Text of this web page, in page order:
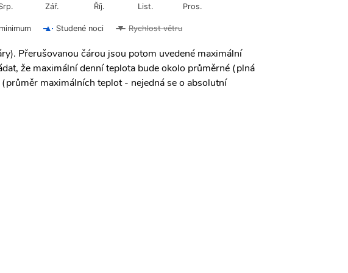
Studené noci Rychlost větru
Zář. Říj. List. Pros.
Přerušovanou čárou jsou potom uvedené maximální
že maximální denní teplota bude okolo průměrné (plná
maximálních teplot - nejedná se o absolutní